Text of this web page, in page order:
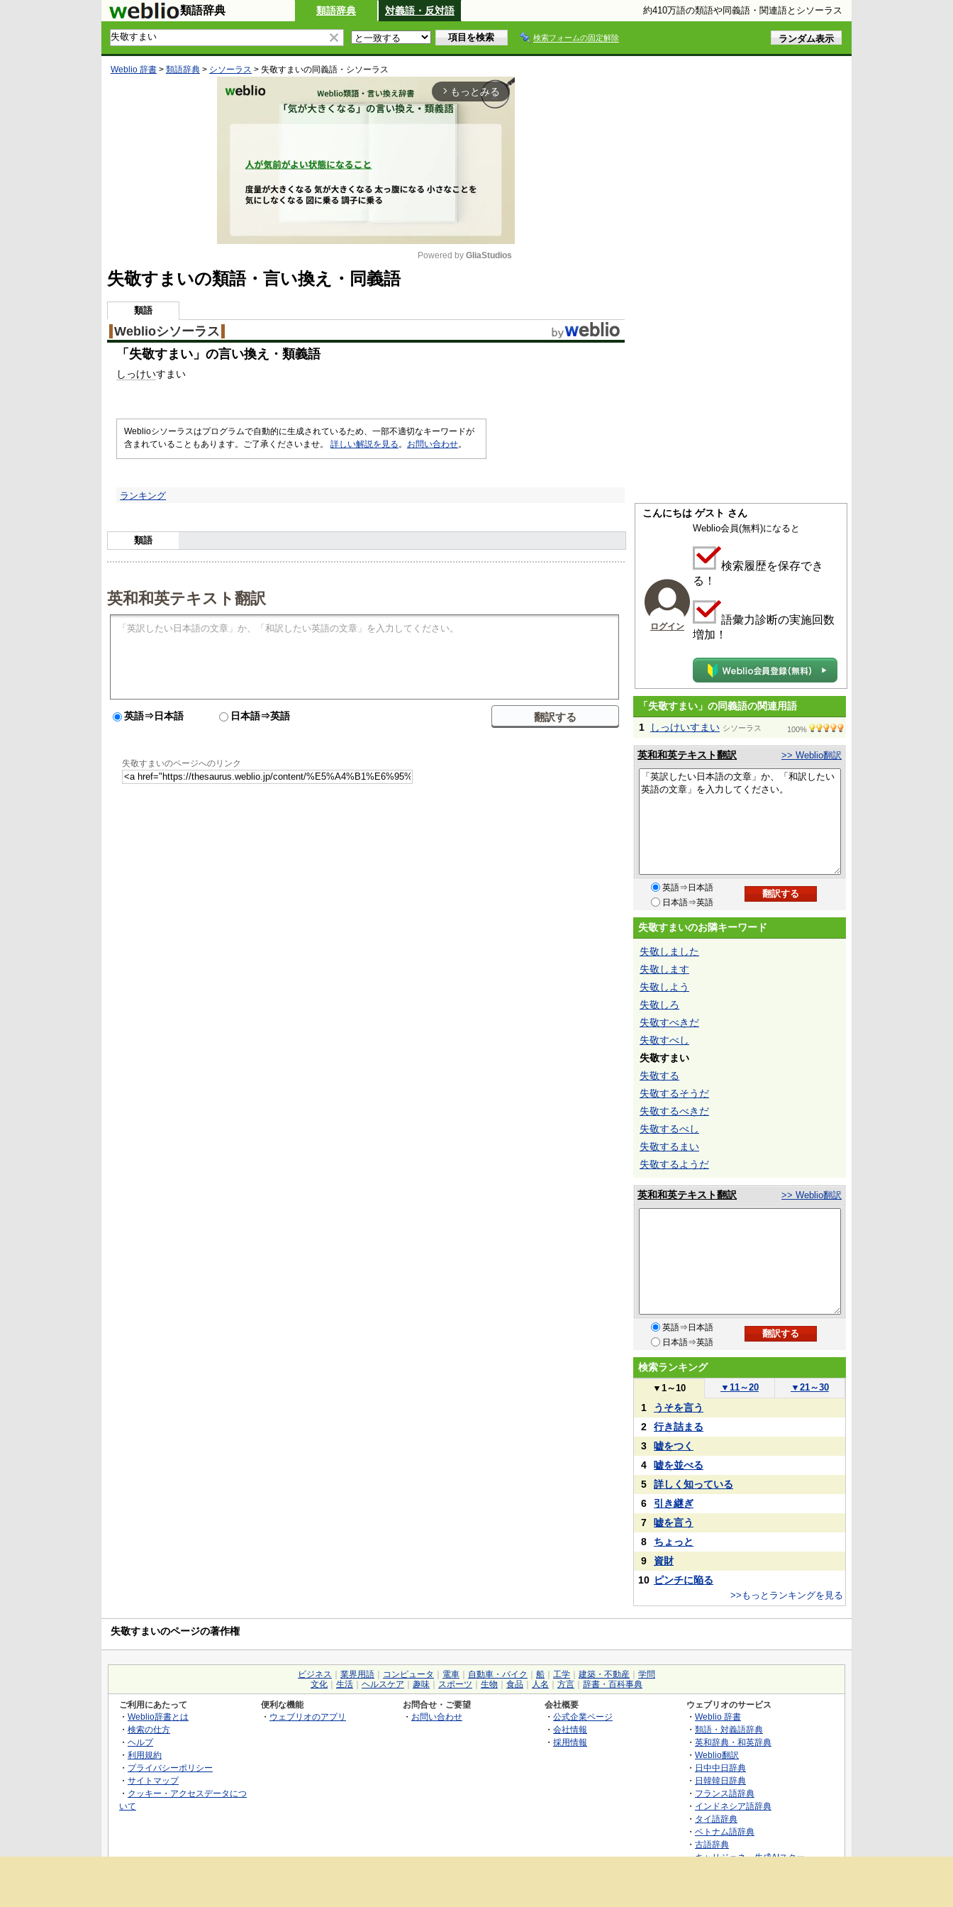
類語辞典 類語辞典 対義語・反対語 約410万語の類語や同義語・関連語とシソーラス
検索フォームの固定解除
Weblio 辞書 > 類語辞典 > シソーラス > 失敬すまいの同義語・シソーラス
arrow_forward_ios もっとみる
Powered by GliaStudios
失敬すまいの類語・言い換え・同義語
類語
Weblioシソーラス
「 失敬すまい 」の言い換え・類義語
しっけいすまい
Weblioシソーラスはプログラムで自動的に生成されているため、一部不適切なキーワードが
含まれていることもあります。ご了承くださいませ。 詳しい解説を見る 。 お問い合わせ。
ランキング
類語
英和和英テキスト翻訳
英語⇒日本語 日本語⇒英語
失敬すまいのページへのリンク
こんにちは ゲスト さん
ログイン
Weblio会員(無料)になると
検索履歴を保存でき
る！
語彙力診断の実施回数
増加！
「失敬すまい」の同義語の関連用語
1
しっけいすまい シソーラス 100%
英和和英テキスト翻訳 >> Weblio翻訳
英語⇒日本語
日本語⇒英語
失敬すまいのお隣キーワード
失敬しました
失敬します
失敬しよう
失敬しろ
失敬すべきだ
失敬すべし
失敬すまい
失敬する
失敬するそうだ
失敬するべきだ
失敬するべし
失敬するまい
失敬するようだ
英和和英テキスト翻訳 >> Weblio翻訳
英語⇒日本語
日本語⇒英語
検索ランキング
▼ 1～10 ▼ 11～20 ▼ 21～30
1
うそを言う
2
行き詰まる
3
嘘をつく
4
嘘を並べる
5
詳しく知っている
6
引き継ぎ
7
嘘を言う
8
ちょっと
9
資財
10 ピンチに陥る
>>もっとランキングを見る
失敬すまいのページの著作権
ビジネス 業界用語 コンピュータ 電車 自動車・バイク 船 工学 建築・不動産
学問
文化
生活 ヘルスケア 趣味 スポーツ 生物 食品 人名 方言 辞書・百科事典
ご利用にあたって
・ Weblio辞書とは
・ 検索の仕方
・ ヘルプ
・ 利用規約
・ プライバシーポリシー
・ サイトマップ
・ クッキー・アクセスデータにつ
いて
便利な機能
・ ウェブリオのアプリ
お問合せ・ご要望
・ お問い合わせ
会社概要
・ 公式企業ページ
・ 会社情報
・ 採用情報
ウェブリオのサービス
・ Weblio 辞書
・ 類語・対義語辞典
・ 英和辞典・和英辞典
・ Weblio翻訳
・ 日中中日辞典
・ 日韓韓日辞典
・ フランス語辞典
・ インドネシア語辞典
・ タイ語辞典
・ ベトナム語辞典
・ 古語辞典
・キャリジェネ～生成AIスクー